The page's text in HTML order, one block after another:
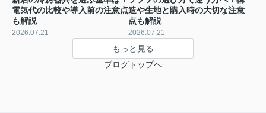
電気代の比較や導入前の注意点
も解説
2026.07.21
造や生地と購入時の大切な注意
点も解説
2026.07.21
もっと見る
ブログトップへ